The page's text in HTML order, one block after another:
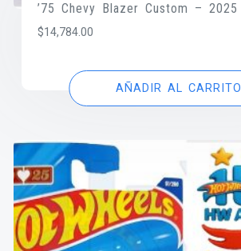
’75 Chevy Blazer Custom – 2025
$14,784.00
AÑADIR AL CARRITO